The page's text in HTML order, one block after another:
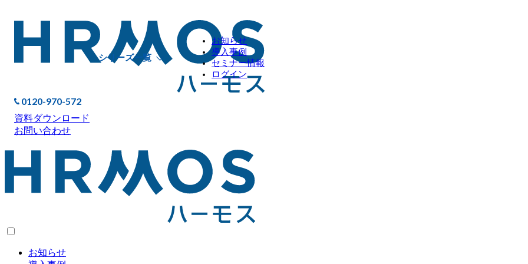
シリーズ一覧
お知らせ
導入事例
セミナー情報
ログイン
0120-970-572
資料ダウンロード
お問い合わせ
お知らせ